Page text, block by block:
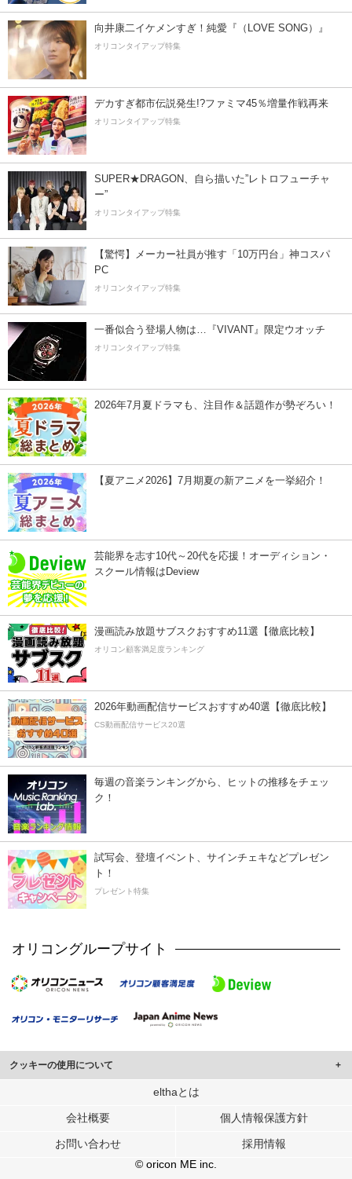
向井康二イケメンすぎ！純愛『（LOVE SONG）』
オリコンタイアップ特集
デカすぎ都市伝説発生!?ファミマ45％増量作戦再来
オリコンタイアップ特集
SUPER★DRAGON、自ら描いた”レトロフューチャ
ー”
オリコンタイアップ特集
【驚愕】メーカー社員が推す「10万円台」神コスパ
PC
オリコンタイアップ特集
一番似合う登場人物は…『VIVANT』限定ウオッチ
オリコンタイアップ特集
2026年7月夏ドラマも、注目作＆話題作が勢ぞろい！
【夏アニメ2026】7月期夏の新アニメを一挙紹介！
芸能界を志す10代～20代を応援！オーディション・
スクール情報はDeview
漫画読み放題サブスクおすすめ11選【徹底比較】
オリコン顧客満足度ランキング
2026年動画配信サービスおすすめ40選【徹底比較】
CS動画配信サービス20選
毎週の音楽ランキングから、ヒットの推移をチェッ
ク！
試写会、登壇イベント、サインチェキなどプレゼン
ト！
プレゼント特集
オリコングループサイト
クッキーの使用について
このサイトでは Cookie を使用して、ユーザーに合わせたコンテンツや広告の
行っています。
メディアや広告配信、データ解析の各パートナーに提供しています。
各パートナーは、この情報とユーザーが各パートナーに提供した他の情報や、
ユーザーが各パートナーのサービスを使用したときに収集した他の情報を組み
elthaとは
会社概要 個人情報保護方針
お問い合わせ
採用情報
© oricon ME inc.